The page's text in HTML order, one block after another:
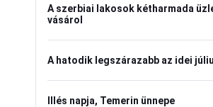
A szerbiai lakosok kétharmada
vásárol
A hatodik legszárazabb az idei
Illés napja, Temerin ünnepe